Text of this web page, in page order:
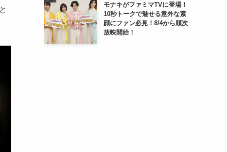
モナキがファミマTVに登場！
10秒トークで魅せる意外な素
顔にファン必見！8/4から順次
放映開始！